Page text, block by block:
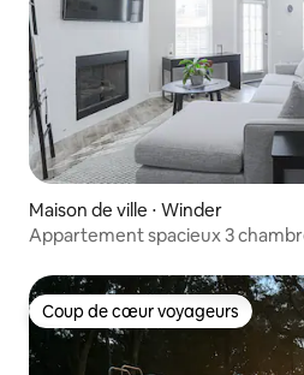
Maison de ville ⋅ Winder
Appartement spacieux 3
Coup de cœur voyageurs
Coup de cœur voyageurs